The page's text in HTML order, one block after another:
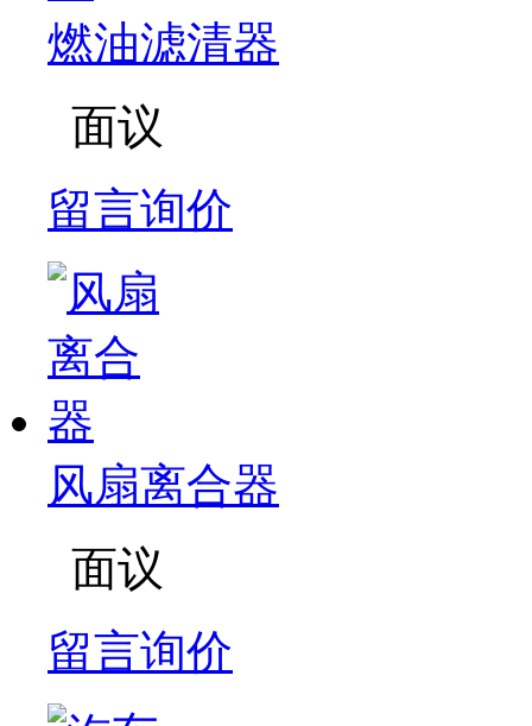
燃油滤清器
面议
留言询价
风扇离合器
面议
留言询价